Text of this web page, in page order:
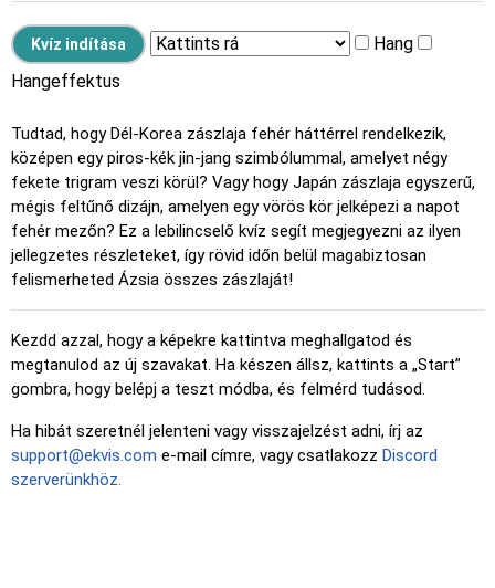
Hang
Hangeffektus
Tudtad, hogy Dél-Korea zászlaja fehér háttérrel rendelkezik,
középen egy piros-kék jin-jang szimbólummal, amelyet négy
fekete trigram veszi körül? Vagy hogy Japán zászlaja egyszerű,
mégis feltűnő dizájn, amelyen egy vörös kör jelképezi a napot
fehér mezőn? Ez a lebilincselő kvíz segít megjegyezni az ilyen
jellegzetes részleteket, így rövid időn belül magabiztosan
felismerheted Ázsia összes zászlaját!
Kezdd azzal, hogy a képekre kattintva meghallgatod és
megtanulod az új szavakat. Ha készen állsz, kattints a „Start”
gombra, hogy belépj a teszt módba, és felmérd tudásod.
Ha hibát szeretnél jelenteni vagy visszajelzést adni, írj az
support@ekvis.com e-mail címre, vagy csatlakozz Discord
szerverünkhöz.